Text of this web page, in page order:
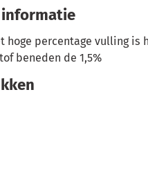
informatie
hoge percentage vulling is
beneden de 1,5%